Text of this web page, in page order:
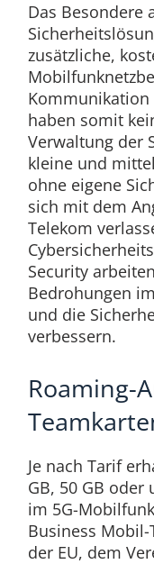
Das Besondere
zusätzliche,
Kommunikation
haben somit
Verwaltung der
kleine und
ohne eigene
sich mit dem
Telekom
Security
Bedrohungen
und die
verbessern.
Roaming-
Je nach Tarif
GB, 50 GB
im 5G-
Business
der EU, dem